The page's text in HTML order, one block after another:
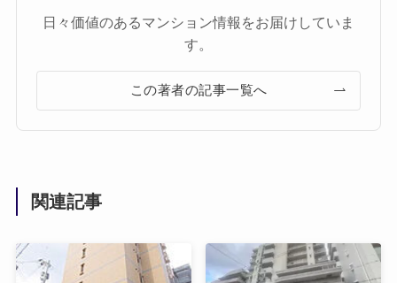
日々価値のあるマンション情報をお届けしていま
す。
この著者の記事一覧へ
関連記事